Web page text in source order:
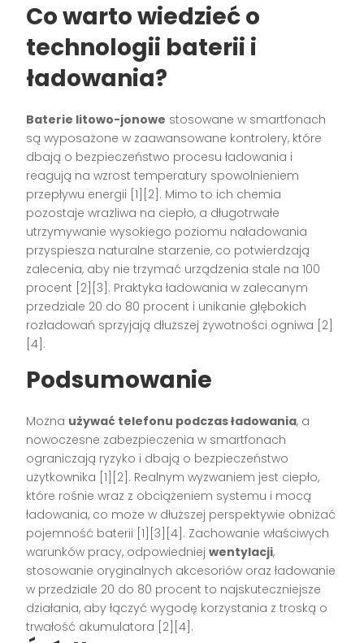
Co warto wiedzieć o
technologii baterii i
ładowania?
Baterie litowo-jonowe stosowane w smartfonach
są wyposażone w zaawansowane kontrolery, które
dbają o bezpieczeństwo procesu ładowania i
reagują na wzrost temperatury spowolnieniem
przepływu energii [1][2]. Mimo to ich chemia
pozostaje wrażliwa na ciepło, a długotrwałe
utrzymywanie wysokiego poziomu naładowania
przyspiesza naturalne starzenie, co potwierdzają
zalecenia, aby nie trzymać urządzenia stale na 100
procent [2][3]. Praktyka ładowania w zalecanym
przedziale 20 do 80 procent i unikanie głębokich
rozładowań sprzyjają dłuższej żywotności ogniwa [2]
[4].
Podsumowanie
Można używać telefonu podczas ładowania, a
nowoczesne zabezpieczenia w smartfonach
ograniczają ryzyko i dbają o bezpieczeństwo
użytkownika [1][2]. Realnym wyzwaniem jest ciepło,
które rośnie wraz z obciążeniem systemu i mocą
ładowania, co może w dłuższej perspektywie obniżać
pojemność baterii [1][3][4]. Zachowanie właściwych
warunków pracy, odpowiedniejwentylacji,
stosowanie oryginalnych akcesoriów oraz ładowanie
w przedziale 20 do 80 procent to najskuteczniejsze
działania, aby łączyć wygodę korzystania z troską o
trwałość akumulatora [2][4].